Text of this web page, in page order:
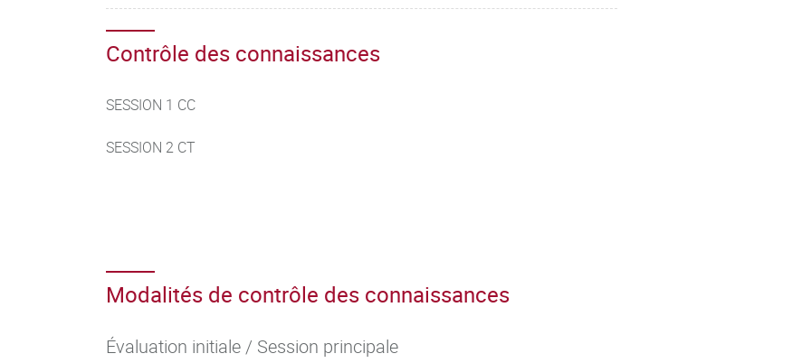
Contrôle des connaissances
SESSION 1 CC
SESSION 2 CT
Modalités de contrôle des connaissances
Évaluation initiale / Session principale